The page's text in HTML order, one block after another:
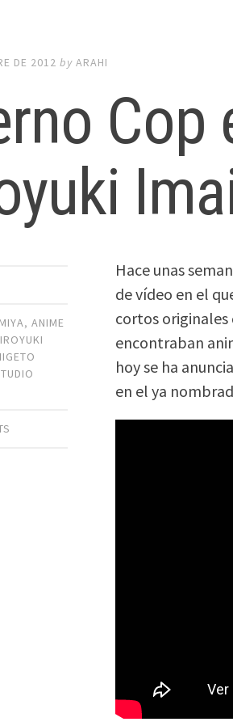
DE 2012 byARAHI
Cop
,ANIME
Hace unas
de vídeo en el
cortos originales
encontraban
hoy se ha
en el ya